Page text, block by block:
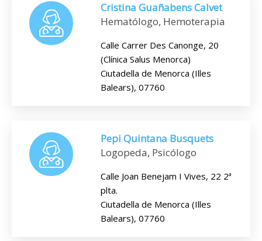
Cristina Guañabens Calvet
Hematólogo, Hemoterapia
Calle Carrer Des Canonge, 20
(Clínica Salus Menorca)
Ciutadella de Menorca (Illes
Balears), 07760
Pepi Quintana Busquets
Logopeda, Psicólogo
Calle Joan Benejam I Vives, 22 2ª
plta.
Ciutadella de Menorca (Illes
Balears), 07760